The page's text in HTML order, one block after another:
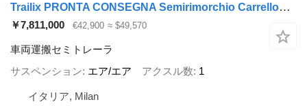
Trailix PRONTA CONSEGNA Semirimorchio Carrellone Per Trasporto Trattori
￥7,811,000 €42,900 ≈ $49,570
車両運搬セミトレーラ
サスペンション エア/エア アクスル数 1
イタリア, Milan